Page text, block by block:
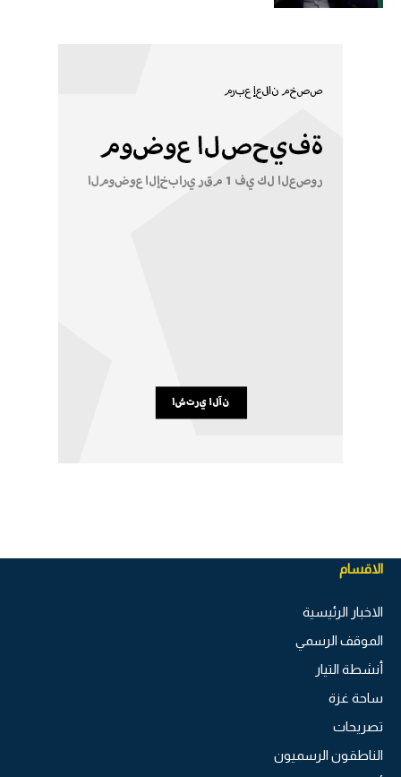
الاقسام
الاخبار الرئيسية
الموقف الرسمي
أنشطة التيار
ساحة غزة
تصريحات
الناطقون الرسميون